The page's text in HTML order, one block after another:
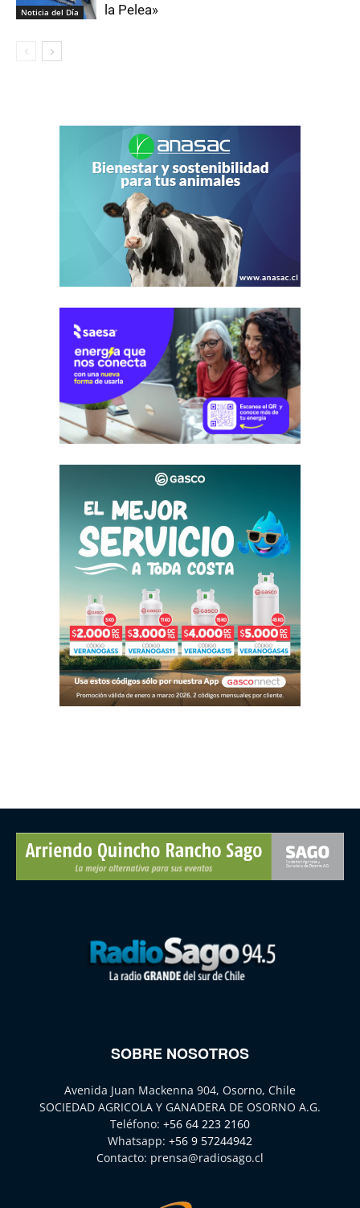
Noticia del Día
la Pelea»
SOBRE NOSOTROS
Avenida Juan Mackenna 904, Osorno, Chile
SOCIEDAD AGRICOLA Y GANADERA DE OSORNO A.G.
Teléfono: +56 64 223 2160
Whatsapp: +56 9 57244942
Contacto: prensa@radiosago.cl